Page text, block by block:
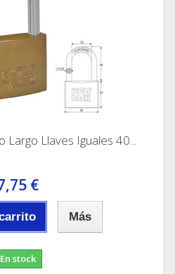
Llaves Iguales 40...
€
Más
En stock